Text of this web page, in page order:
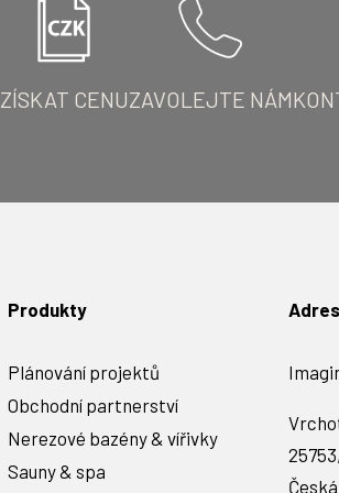
ZÍSKAT CENUZAVOLEJTE NÁM
Produkty
Plánování projektů
Obchodní partnerství
Nerezové bazény & vířivky
Sauny & spa